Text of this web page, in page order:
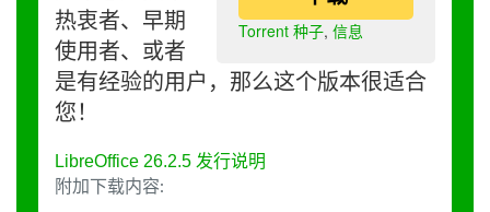
Torrent 种子, 信息
热衷者、早期
使用者、或者
是有经验的用户，那么这个版本很适合
您！
LibreOffice 26.2.5 发行说明
附加下载内容: